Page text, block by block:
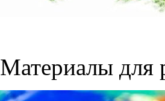
Материалы для